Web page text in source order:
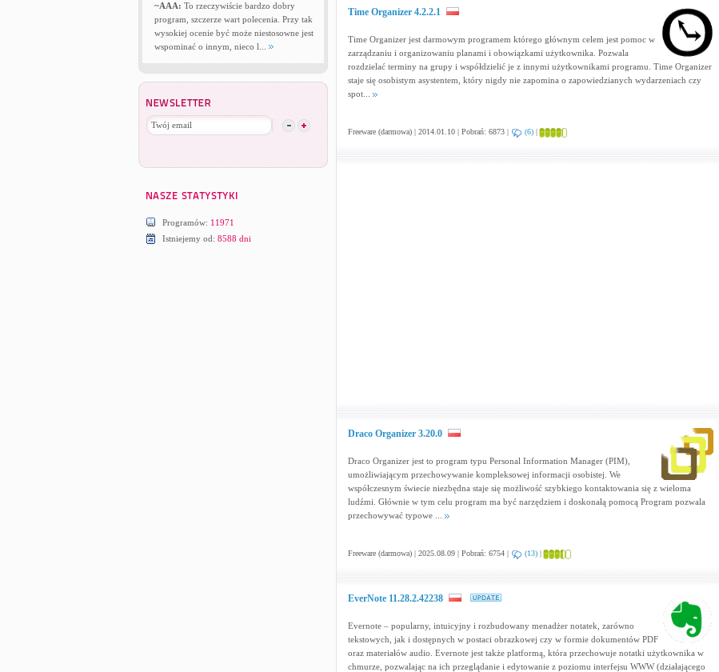
~AAA: To rzeczywiście bardzo dobry
program, szczerze wart polecenia. Przy tak
wysokiej ocenie być może niestosowne jest
wspominać o innym, nieco l...
Programów: 11971
Istniejemy od: 8588 dni
Time Organizer 4.2.2.1
Time Organizer jest darmowym programem którego głównym celem jest pomoc w
zarządzaniu i organizowaniu planami i obowiązkami użytkownika. Pozwala
rozdzielać terminy na grupy i współdzielić je z innymi użytkownikami programu. Time Organizer
staje się osobistym asystentem, który nigdy nie zapomina o zapowiedzianych wydarzeniach czy
spot...
Freeware (darmowa) | 2014.01.10 | Pobrań: 6873 | (6)|
Draco Organizer 3.20.0
Draco Organizer jest to program typu Personal Information Manager (PIM),
umożliwiającym przechowywanie kompleksowej informacji osobistej. We
współczesnym świecie niezbędna staje się możliwość szybkiego kontaktowania się z wieloma
ludźmi. Głównie w tym celu program ma być narzędziem i doskonałą pomocą Program pozwala
przechowywać typowe ...
Freeware (darmowa) | 2025.08.09 | Pobrań: 6754 | (13)|
EverNote 11.28.2.42238
Evernote – popularny, intuicyjny i rozbudowany menadżer notatek, zarówno
tekstowych, jak i dostępnych w postaci obrazkowej czy w formie dokumentów PDF
oraz materiałów audio. Evernote jest także platformą, która przechowuje notatki użytkownika w
chmurze, pozwalając na ich przeglądanie i edytowanie z poziomu interfejsu WWW (działającego